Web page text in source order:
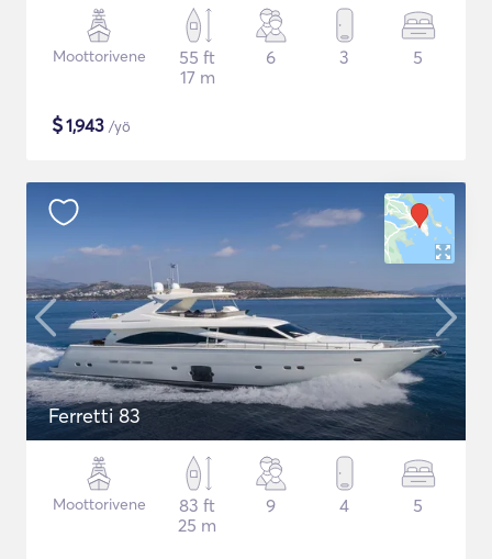
Moottorivene
55 ft
17 m
6 3 5
$1,943 /yö
Ferretti 83
Moottorivene
83 ft
25 m
9 4 5